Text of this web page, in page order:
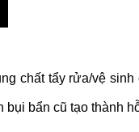
chất tẩy rửa/vệ
bụi bẩn cũ tạo thành